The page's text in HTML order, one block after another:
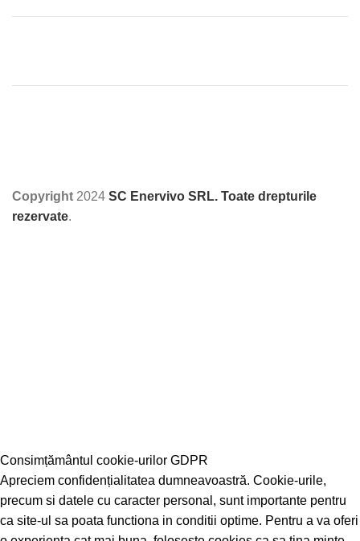
Copyright 2024 SC Enervivo SRL. Toate drepturile
rezervate.
Consimțământul cookie-urilor GDPR
Apreciem confidențialitatea dumneavoastră. Cookie-urile,
precum si datele cu caracter personal, sunt importante pentru
ca site-ul sa poata functiona in conditii optime. Pentru a va oferi